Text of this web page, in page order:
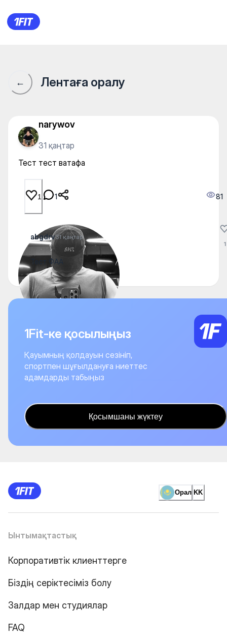
Тест тест ватафа
← Лентаға оралу
narywov
31 қаңтар
Тест тест ватафа
1 1 81
abgdrv31 қаңтар
Тест ФАА
1
1Fit-ке қосылыңыз
Қауымның қолдауын сезініп,
спортпен шұғылдануға ниеттес
адамдарды табыңыз
Қосымшаны жүктеу
Орал KK
Ынтымақтастық
Корпоративтік клиенттерге
Біздің серіктесіміз болу
Залдар мен студиялар
FAQ